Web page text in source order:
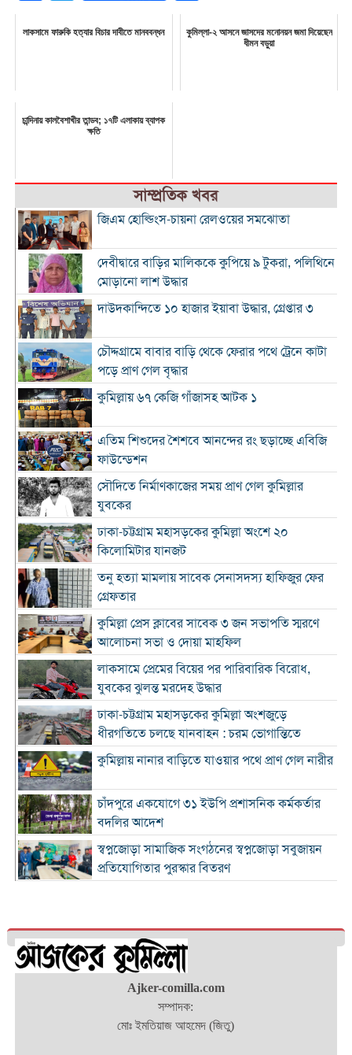
লাকসামে ফারুকি হত্যার বিচার দাবীতে মানববন্ধন
কুমিল্লা-২ আসনে জাসদের মনোনয়ন জমা দিয়েছেন
ধীমন বড়ুয়া
চান্দিনায় কালবৈশাখীর তান্ডব; ১৭টি এলাকায় ব্যাপক
ক্ষতি
সাম্প্রতিক খবর
জিএম হোল্ডিংস-চায়না রেলওয়ের সমঝোতা
দেবীদ্বারে বাড়ির মালিককে কুপিয়ে ৯ টুকরা, পলিথিনে
মোড়ানো লাশ উদ্ধার
দাউদকান্দিতে ১০ হাজার ইয়াবা উদ্ধার, গ্রেপ্তার ৩
চৌদ্দগ্রামে বাবার বাড়ি থেকে ফেরার পথে ট্রেনে কাটা
পড়ে প্রাণ গেল বৃদ্ধার
কুমিল্লায় ৬৭ কেজি গাঁজাসহ আটক ১
এতিম শিশুদের শৈশবে আনন্দের রং ছড়াচ্ছে এবিজি
ফাউন্ডেশন
সৌদিতে নির্মাণকাজের সময় প্রাণ গেল কুমিল্লার
যুবকের
ঢাকা-চট্টগ্রাম মহাসড়কের কুমিল্লা অংশে ২০
কিলোমিটার যানজট
তনু হত্যা মামলায় সাবেক সেনাসদস্য হাফিজুর ফের
গ্রেফতার
কুমিল্লা প্রেস ক্লাবের সাবেক ৩ জন সভাপতি স্মরণে
আলোচনা সভা ও দোয়া মাহফিল
লাকসামে প্রেমের বিয়ের পর পারিবারিক বিরোধ,
যুবকের ঝুলন্ত মরদেহ উদ্ধার
ঢাকা-চট্টগ্রাম মহাসড়কের কুমিল্লা অংশজুড়ে
ধীরগতিতে চলছে যানবাহন : চরম ভোগান্তিতে
কুমিল্লায় নানার বাড়িতে যাওয়ার পথে প্রাণ গেল নারীর
চাঁদপুরে একযোগে ৩১ ইউপি প্রশাসনিক কর্মকর্তার
বদলির আদেশ
স্বপ্নজোড়া সামাজিক সংগঠনের স্বপ্নজোড়া সবুজায়ন
প্রতিযোগিতার পুরস্কার বিতরণ
কুমিল্লা ও ব্রাহ্মণবাড়িয়া সীমান্তে বিজিবির অভিযানে
২৬ লাখ টাকার ভারতীয় পণ্যসহ আটক ৩
কুমিল্লায় হত্যা মামলায় বৃদ্ধের যাবজ্জীবন, ছেলে
চাঁদপুরে মাদক বিরোধী অভিযানে নিরীহ প্রবাসীর মৃত্যু
Ajker-comilla.com
সম্পাদক:
মোঃ ইমতিয়াজ আহমেদ (জিতু)